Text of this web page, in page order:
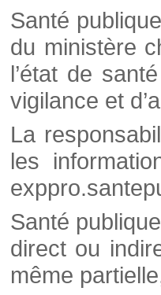
Santé
du ministère
l’état de
vigilance et
La
les
Santé
direct ou
même